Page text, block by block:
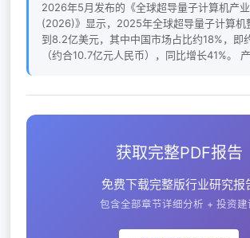
2026年5月发布的《全球超导量子计算机产
(2026)》显示，2025年全球超导量子计算机
到8.2亿美元，其中中国市场占比约18%，即
（约合10.7亿元人民币），同比增长41%。
获取完整PDF报告
免费下载完整版行业研究报
包含全部章节详细分析 + 投资建